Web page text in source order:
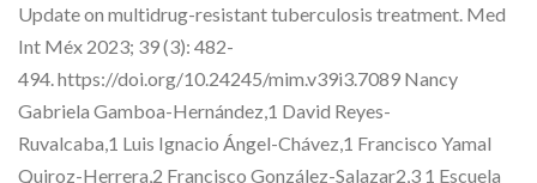
Update on multidrug-resistant tuberculosis treatment. Med
Int Méx 2023; 39 (3): 482-
494. https://doi.org/10.24245/mim.v39i3.7089 Nancy
Gabriela Gamboa-Hernández,1 David Reyes-
Ruvalcaba,1 Luis Ignacio Ángel-Chávez,1 Francisco Yamal
Quiroz-Herrera,2 Francisco González-Salazar2,3 1 Escuela